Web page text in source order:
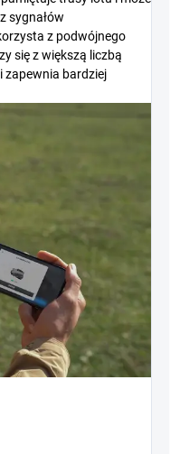
sygnałów
z podwójnego
się z większą liczbą
zapewnia bardziej